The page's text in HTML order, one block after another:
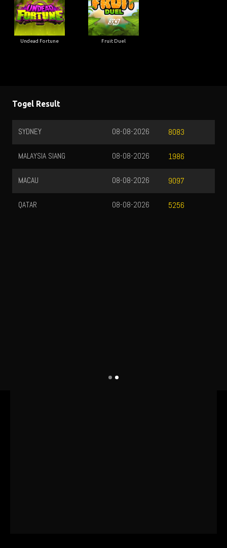
Undead Fortune Fruit Duel
Togel Result
SYDNEY 8083
08-08-2026
MALAYSIA SIANG 1986
08-08-2026
MACAU 9097
08-08-2026
QATAR 5256
08-08-2026